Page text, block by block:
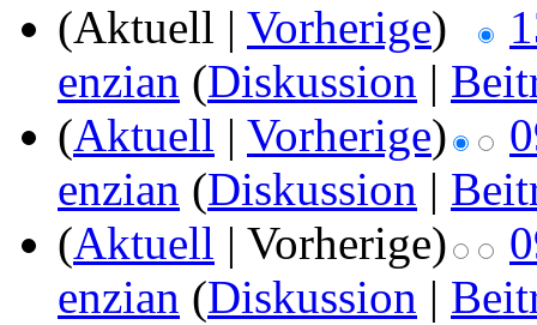
(Aktuell | Vorherige)
enzian (Diskussion |
(Aktuell | Vorherige)
enzian (Diskussion |
(Aktuell | Vorherige)
enzian (Diskussion |